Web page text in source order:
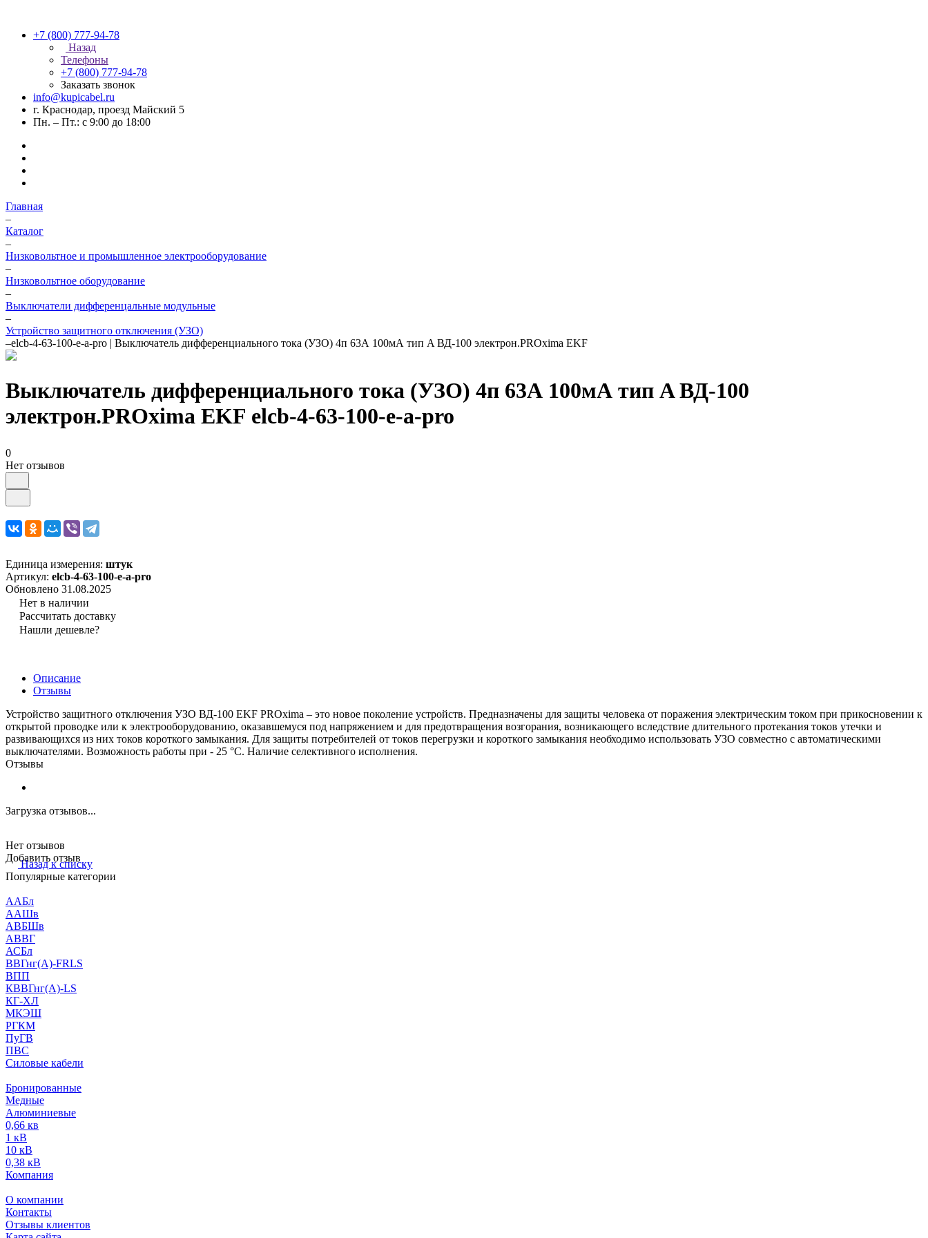
+7 (800) 777-94-78
Назад
Телефоны
+7 (800) 777-94-78
Заказать звонок
info@kupicabel.ru
г. Краснодар, проезд Майский 5
Пн. – Пт.: с 9:00 до 18:00
Главная
–
Каталог
–
Низковольтное и промышленное электрооборудование
–
Низковольтное оборудование
–
Выключатели дифференцальные модульные
–
Устройство защитного отключения (УЗО)
–elcb-4-63-100-e-a-pro | Выключатель дифференциального тока (УЗО) 4п 63А 100мА тип A ВД-100 электрон.PROxima EKF
Выключатель дифференциального тока (УЗО) 4п 63А 100мА тип A ВД-100
электрон.PROxima EKF elcb-4-63-100-e-a-pro
0
Нет отзывов
Единица измерения: штук
Артикул: elcb-4-63-100-e-a-pro
Обновлено 31.08.2025
Нет в наличии
Рассчитать доставку
Нашли дешевле?
Описание
Отзывы
Устройство защитного отключения УЗО ВД-100 EKF PROxima – это новое поколение устройств. Предназначены для защиты человека от поражения электрическим током при прикосновении к
открытой проводке или к электрооборудованию, оказавшемуся под напряжением и для предотвращения возгорания, возникающего вследствие длительного протекания токов утечки и
развивающихся из них токов короткого замыкания. Для защиты потребителей от токов перегрузки и короткого замыкания необходимо использовать УЗО совместно с автоматическими
выключателями. Возможность работы при - 25 °С. Наличие селективного исполнения.
Отзывы
Загрузка отзывов...
Нет отзывов
Добавить отзыв
Назад к списку
Популярные категории
ААБл
ААШв
АВБШв
АВВГ
АСБл
ВВГнг(А)-FRLS
ВПП
КВВГнг(А)-LS
КГ-ХЛ
МКЭШ
РГКМ
ПуГВ
ПВС
Силовые кабели
Бронированные
Медные
Алюминиевые
0,66 кв
1 кВ
10 кВ
0,38 кВ
Компания
О компании
Контакты
Отзывы клиентов